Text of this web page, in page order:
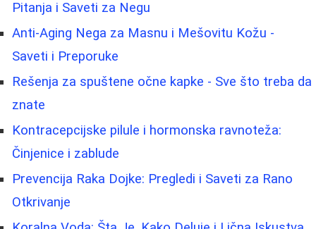
Pitanja i Saveti za Negu
Anti-Aging Nega za Masnu i Mešovitu Kožu -
Saveti i Preporuke
Rešenja za spuštene očne kapke - Sve što treba da
znate
Kontracepcijske pilule i hormonska ravnoteža:
Činjenice i zablude
Prevencija Raka Dojke: Pregledi i Saveti za Rano
Otkrivanje